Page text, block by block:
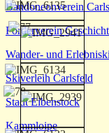
Bandoneonverein
Förderverein
Wander- und
Skiverleih Carlsfeld
Stadt Eibenstock
Kammloipe